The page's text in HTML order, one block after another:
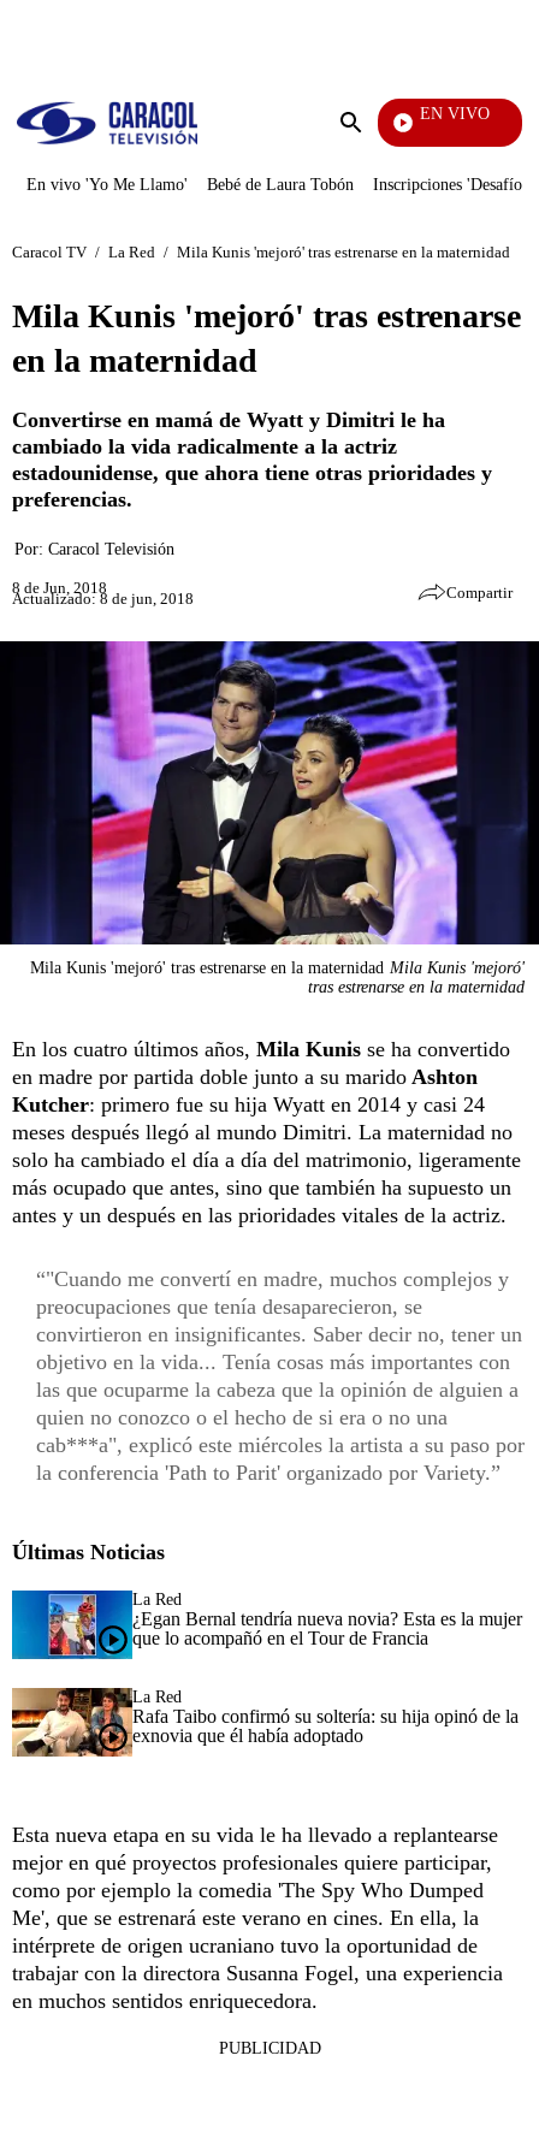
Enviar
EN VIVO
Mi Pecado
En vivo 'Yo Me Llamo' Bebé de Laura Tobón Inscripciones 'Desafío'
Caracol TV / La Red / Mila Kunis 'mejoró' tras estrenarse en la maternidad
Mila Kunis 'mejoró' tras estrenarse
en la maternidad
Convertirse en mamá de Wyatt y Dimitri le ha
cambiado la vida radicalmente a la actriz
estadounidense, que ahora tiene otras prioridades y
preferencias.
Por: Caracol Televisión
8 de Jun, 2018
Actualizado: 8 de jun, 2018 Compartir
Mila Kunis 'mejoró' tras estrenarse en la maternidad Mila Kunis 'mejoró'
tras estrenarse en la maternidad
En los cuatro últimos años, Mila Kunis se ha convertido
en madre por partida doble junto a su marido Ashton
Kutcher: primero fue su hija Wyatt en 2014 y casi 24
meses después llegó al mundo Dimitri. La maternidad no
solo ha cambiado el día a día del matrimonio, ligeramente
más ocupado que antes, sino que también ha supuesto un
antes y un después en las prioridades vitales de la actriz.
"Cuando me convertí en madre, muchos complejos y
preocupaciones que tenía desaparecieron, se
convirtieron en insignificantes. Saber decir no, tener un
objetivo en la vida... Tenía cosas más importantes con
las que ocuparme la cabeza que la opinión de alguien a
quien no conozco o el hecho de si era o no una
cab***a", explicó este miércoles la artista a su paso por
la conferencia 'Path to Parit' organizado por Variety.
Últimas Noticias
La Red
¿Egan Bernal tendría nueva novia? Esta es la mujer
que lo acompañó en el Tour de Francia
La Red
Rafa Taibo confirmó su soltería: su hija opinó de la
exnovia que él había adoptado
Esta nueva etapa en su vida le ha llevado a replantearse
mejor en qué proyectos profesionales quiere participar,
como por ejemplo la comedia 'The Spy Who Dumped
Me', que se estrenará este verano en cines. En ella, la
intérprete de origen ucraniano tuvo la oportunidad de
trabajar con la directora Susanna Fogel, una experiencia
en muchos sentidos enriquecedora.
PUBLICIDAD